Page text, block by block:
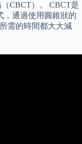
CBCT）。 CBCT是
，通過使用圓錐狀的
需的時間都大大減